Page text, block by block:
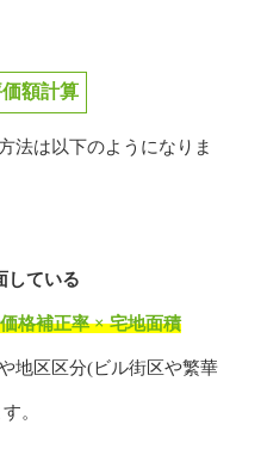
額計算
法は以下のようになりま
している
格補正率 × 宅地面積
地区区分(ビル街区や繁華
。